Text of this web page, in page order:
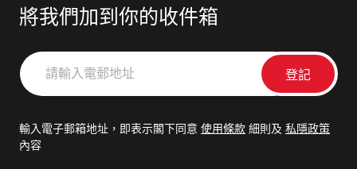
將我們加到你的收件箱
請
輸
郵
輸入電子郵箱地址，即表示閣下同意 使用條款 細則及 私隱政策
內容